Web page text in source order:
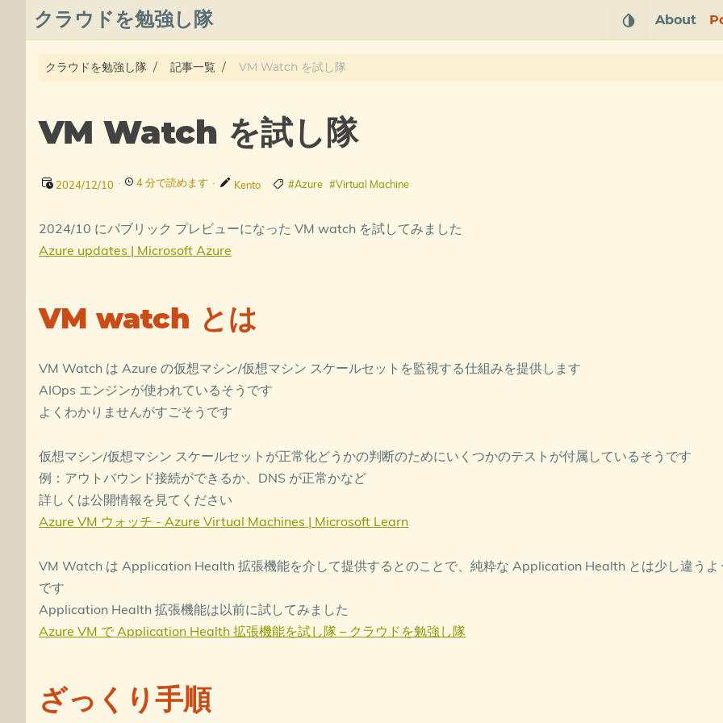
クラウドを勉強し隊
About
Qiita
プライバシーポリシー
azure overview
About
クラウドを勉強し隊 記事一覧 VM Watch を試し隊
VM Watch を試し隊
2024/12/10 · 4 分で読めます · Kento #Azure #Virtual Machine
2024/10 にパブリック プレビューになった VM watch を試してみました
Azure updates | Microsoft Azure
VM watch とは
VM Watch は Azure の仮想マシン/仮想マシン スケールセットを監視する仕組みを提供します
AIOps エンジンが使われているそうです
よくわかりませんがすごそうです
仮想マシン/仮想マシン スケールセットが正常化どうかの判断のためにいくつかのテストが付属しているそうです
例：アウトバウンド接続ができるか、DNS が正常かなど
詳しくは公開情報を見てください
Azure VM ウォッチ - Azure Virtual Machines | Microsoft Learn
VM Watch は Application Health 拡張機能を介して提供するとのことで、純粋な Application Health とは少し違うよ
です
Application Health 拡張機能は以前に試してみました
Azure VM で Application Health 拡張機能を試し隊 – クラウドを勉強し隊
ざっくり手順